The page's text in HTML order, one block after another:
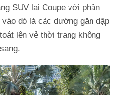
SUV lai Coupe với phần
đó là các đường gân dập
lên vẻ thời trang không